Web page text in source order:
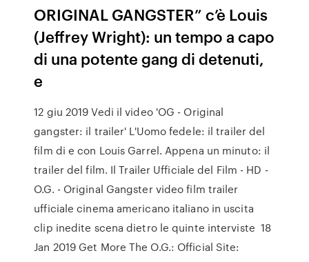
ORIGINAL GANGSTER” c’è Louis
(Jeffrey Wright): un tempo a capo
di una potente gang di detenuti,
e
12 giu 2019 Vedi il video 'OG - Original
gangster: il trailer' L'Uomo fedele: il trailer del
film di e con Louis Garrel. Appena un minuto: il
trailer del film. Il Trailer Ufficiale del Film - HD -
O.G. - Original Gangster video film trailer
ufficiale cinema americano italiano in uscita
clip inedite scena dietro le quinte interviste 18
Jan 2019 Get More The O.G.: Official Site: